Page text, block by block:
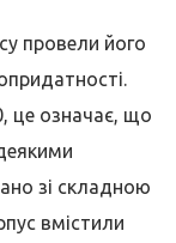
провели його
це означає, що
зі складною
вмістили